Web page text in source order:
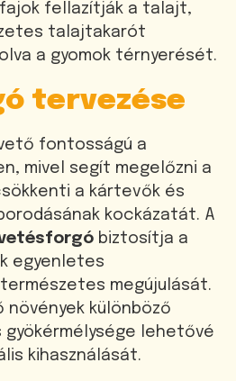
fajok fellazítják a talajt,
talajtakarót
a gyomok térnyerését.
tervezése
fontosságú a
mivel segít megelőzni a
a kártevők és
kockázatát. A
biztosítja a
egyenletes
megújulását.
növények különböző
gyökérmélysége lehetővé
kihasználását.